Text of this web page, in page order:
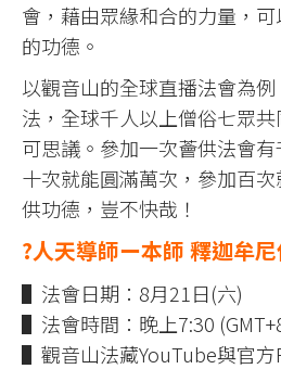
會，藉由眾緣和合的力量，
的功德。
以觀音山的全球直播法會為
法，全球千人以上僧俗七眾
可思議。參加一次薈供法會
十次就能圓滿萬次，參加百
供功德，豈不快哉！
?人天導師ー本師 釋迦牟
▌法會日期：8月21日(六)
▌法會時間：晚上7:30
▌觀音山法藏YouTube與官方